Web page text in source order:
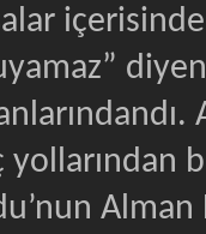
yollarından